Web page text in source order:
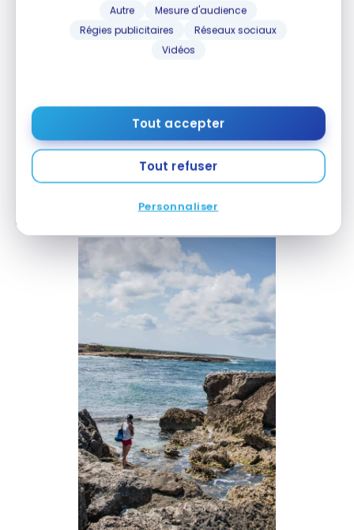
Autre
Mesure d'audience
Régies publicitaires
Réseaux sociaux
Vidéos
Tout accepter
Tout refuser
Personnaliser
souvent bien les choses!